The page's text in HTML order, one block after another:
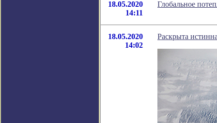
18.05.2020
14:11
Глобальное
18.05.2020
14:02
Раскрыта